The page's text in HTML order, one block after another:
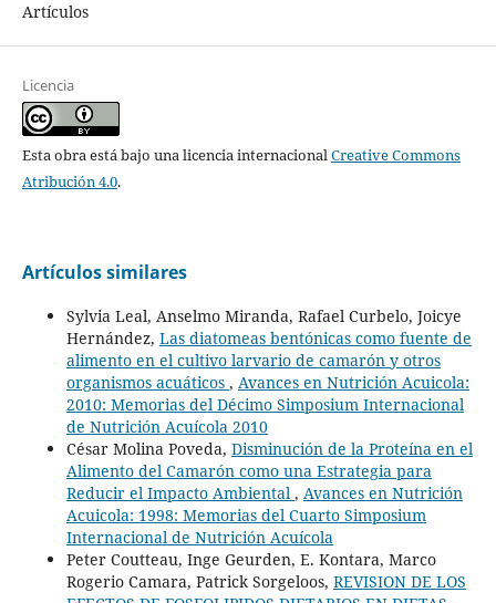
Artículos
Licencia
Esta obra está bajo una licencia internacionalCreative Commons
Atribución 4.0.
Artículos similares
Sylvia Leal, Anselmo Miranda, Rafael Curbelo, Joicye
Hernández, Las diatomeas bentónicas como fuente de
alimento en el cultivo larvario de camarón y otros
organismos acuáticos , Avances en Nutrición Acuicola:
2010: Memorias del Décimo Simposium Internacional
de Nutrición Acuícola 2010
César Molina Poveda, Disminución de la Proteína en el
Alimento del Camarón como una Estrategia para
Reducir el Impacto Ambiental , Avances en Nutrición
Acuicola: 1998: Memorias del Cuarto Simposium
Internacional de Nutrición Acuícola
Peter Coutteau, Inge Geurden, E. Kontara, Marco
Rogerio Camara, Patrick Sorgeloos, REVISION DE LOS